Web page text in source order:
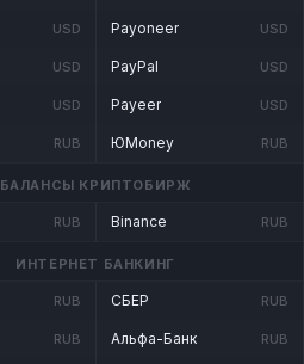
USD
USD
USD
RUB
Payoneer USD
PayPal USD
Payeer USD
ЮMoney RUB
БАЛАНСЫ КРИПТОБИРЖ
RUB Binance RUB
ИНТЕРНЕТ БАНКИНГ
RUB
RUB
СБЕР RUB
Альфа-Банк RUB